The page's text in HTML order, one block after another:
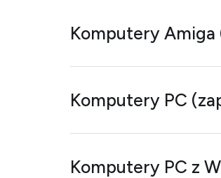
Komputery Amiga
Komputery PC
Komputery PC z